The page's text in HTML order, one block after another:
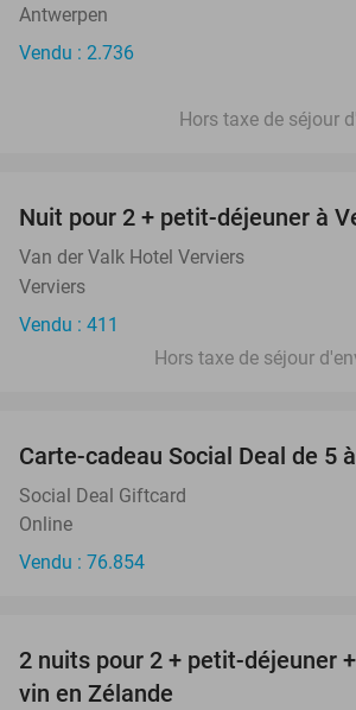
Antwerpen
Vendu : 2.736
Hors taxe de séjour
Nuit pour 2 + petit-déjeuner à
Van der Valk Hotel Verviers
Verviers
Vendu : 411
Hors taxe de séjour
Carte-cadeau Social Deal de 5
Social Deal Giftcard
Online
Vendu : 76.854
2 nuits pour 2 + petit-déjeuner
vin en Zélande